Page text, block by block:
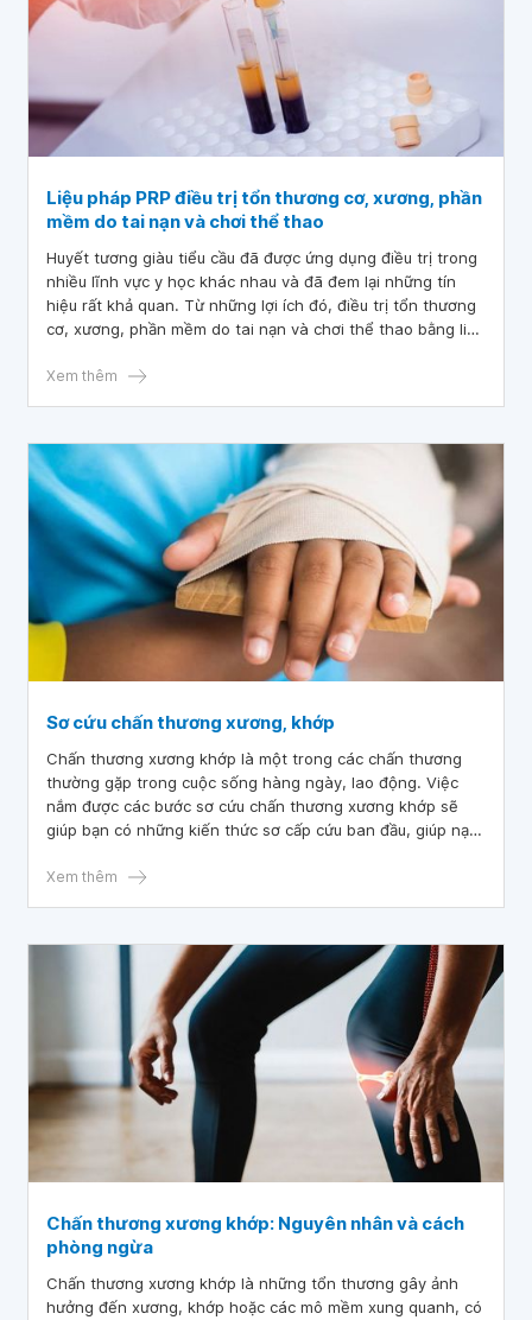
Liệu pháp PRP điều trị tổn thương cơ, xương, phần
mềm do tai nạn và chơi thể thao
Huyết tương giàu tiểu cầu đã được ứng dụng điều trị trong
nhiều lĩnh vực y học khác nhau và đã đem lại những tín
hiệu rất khả quan. Từ những lợi ích đó, điều trị tổn thương
cơ, xương, phần mềm do tai nạn và chơi thể thao bằng liệu
quan tâm nhiều hơn nữa.
Xem thêm
Sơ cứu chấn thương xương, khớp
Chấn thương xương khớp là một trong các chấn thương
thường gặp trong cuộc sống hàng ngày, lao động. Việc
nắm được các bước sơ cứu chấn thương xương khớp sẽ
giúp bạn có những kiến thức sơ cấp cứu ban đầu, giúp nạn
toàn diện cũng như sự vận động sau này.
Xem thêm
Chấn thương xương khớp: Nguyên nhân và cách
phòng ngừa
Chấn thương xương khớp là những tổn thương gây ảnh
hưởng đến xương, khớp hoặc các mô mềm xung quanh, có